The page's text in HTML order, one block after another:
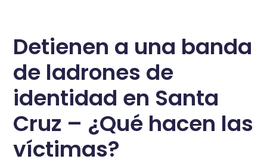
Detienen a una banda
de ladrones de
identidad en Santa
Cruz – ¿Qué hacen las
víctimas?